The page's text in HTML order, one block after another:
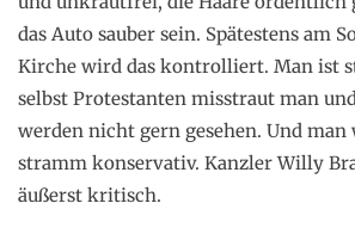
das Auto sauber sein. Spätestens am
Kirche wird das kontrolliert. Man ist
selbst Protestanten misstraut man
werden nicht gern gesehen. Und
stramm konservativ. Kanzler Willy
äußerst kritisch.